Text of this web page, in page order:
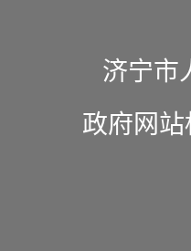
济宁市
政府网站